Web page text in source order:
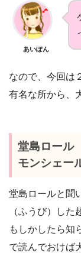
あいぽん
なので、今回は
有名な所から、
堂島ロー
モンシェー
堂島ロールと聞
（ふうび）した
もしかしたら知
で読んでおけば